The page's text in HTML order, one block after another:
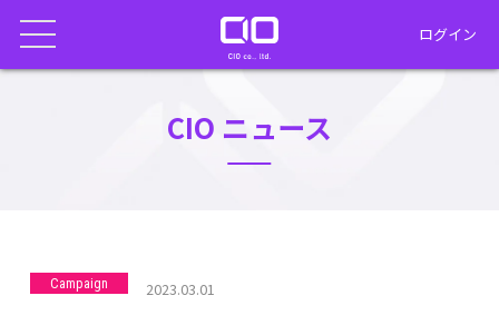
ログイン
CIO ニュース
Campaign 2023.03.01